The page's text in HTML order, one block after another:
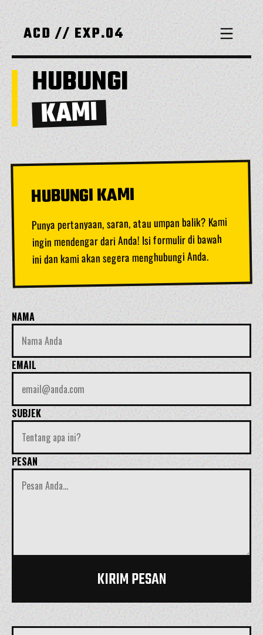
ACD // EXP.04
HUBUNGI
KAMI
HUBUNGI KAMI
Punya pertanyaan, saran, atau umpan balik? Kami
ingin mendengar dari Anda! Isi formulir di bawah
ini dan kami akan segera menghubungi Anda.
NAMA
EMAIL
SUBJEK
PESAN
KIRIM PESAN